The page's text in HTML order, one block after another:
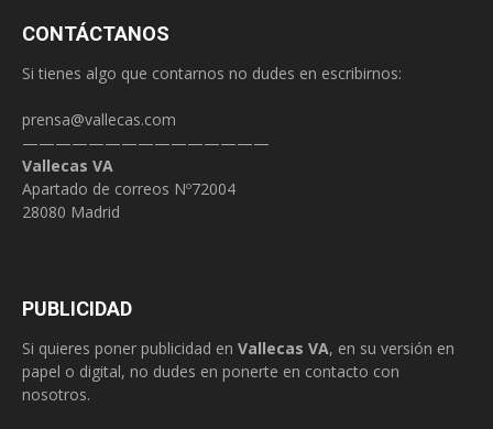
CONTÁCTANOS
Si tienes algo que contarnos no dudes en escribirnos:
prensa@vallecas.com
———————————————
Vallecas VA
Apartado de correos Nº72004
28080 Madrid
PUBLICIDAD
Si quieres poner publicidad en Vallecas VA, en su versión en
papel o digital, no dudes en ponerte en contacto con
nosotros.